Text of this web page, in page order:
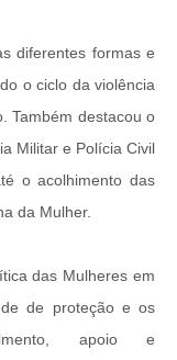
diferentes formas e
o ciclo da violência
Também destacou o
Militar e Polícia Civil
o acolhimento das
da Mulher.
das Mulheres em
de proteção e os
apoio e